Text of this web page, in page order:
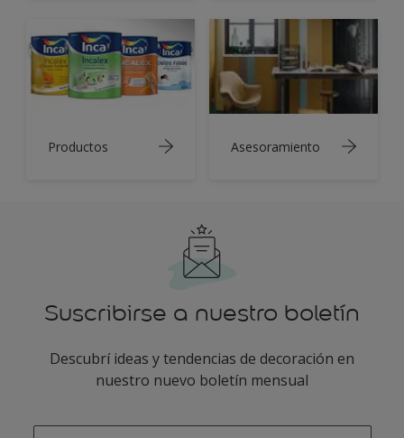
Productos Asesoramiento
Suscribirse a nuestro boletín
Descubrí ideas y tendencias de decoración en
nuestro nuevo boletín mensual